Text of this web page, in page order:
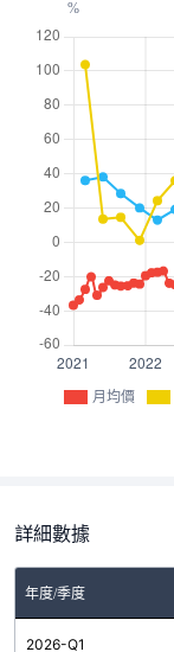
月均價
詳細數據
年度/季度
2026-Q1